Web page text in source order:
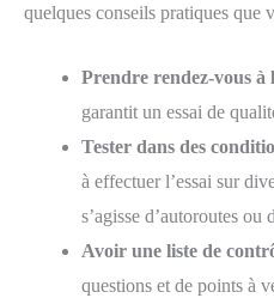
quelques conseils pratiques que
Prendre rendez-vous à
garantit un essai de
Tester dans des
à effectuer l’essai sur
s’agisse d’autoroutes ou
Avoir une liste de
questions et de points à